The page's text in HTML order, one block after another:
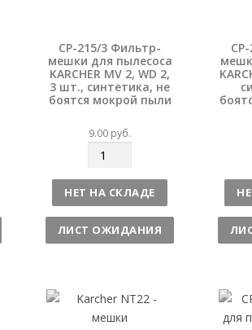
CP-215/3 Фильтр-
мешки для пылесоса
KARCHER MV 2, WD 2,
3 шт., синтетика, не
боятся мокрой пыли
9.00 руб.
л
и
ч
е
в
о
НЕТ НА СКЛАДЕ
ЛИСТ ОЖИДАНИЯ